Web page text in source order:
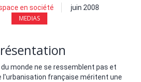
en société juin 2008
MEDIAS
monde ne se ressemblent pas et
l'urbanisation française méritent une